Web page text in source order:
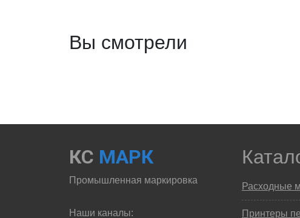
Вы смотрели
КС МАРК
Промышленная маркировка
Наши каналы:
Расходные
Принтеры